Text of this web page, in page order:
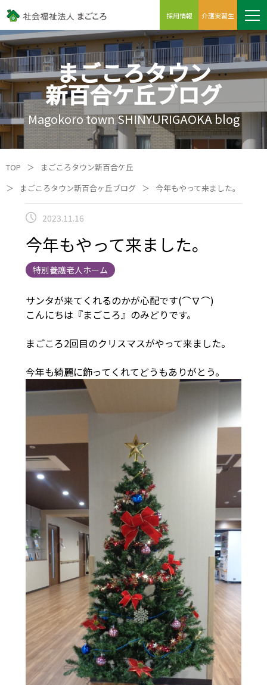
採用情報 介護実習生
まごころタウン
新百合ケ丘ブログ
Magokoro town SHINYURIGAOKA blog
TOP ＞
まごころタウン新百合ケ丘
＞
まごころタウン新百合ヶ丘ブログ ＞ 今年もやって来ました。
2023.11.16
今年もやって来ました。
特別養護老人ホーム
サンタが来てくれるのかが心配です(⌒∇⌒)
こんにちは『まごころ』のみどりです。
まごころ2回目のクリスマスがやって来ました。
今年も綺麗に飾ってくれてどうもありがとう。